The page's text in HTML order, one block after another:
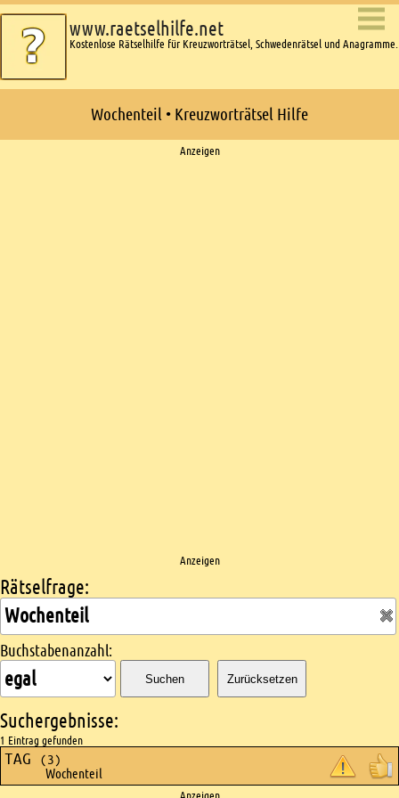
www.raetselhilfe.net
Kostenlose Rätselhilfe für Kreuzworträtsel, Schwedenrätsel und Anagramme.
Wochenteil • Kreuzworträtsel Hilfe
Anzeigen
Anzeigen
Kreuzworträtsel suchen
Rätselfrage:
Buchstabenanzahl:
Suchen Zurücksetzen
Suchergebnisse:
1 Eintrag gefunden
TAG (3)
Wochenteil